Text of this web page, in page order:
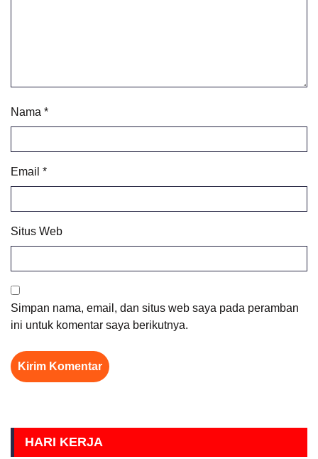
Nama *
Email *
Situs Web
Simpan nama, email, dan situs web saya pada peramban
ini untuk komentar saya berikutnya.
HARI KERJA